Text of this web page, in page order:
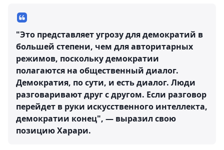
"Это представляет угрозу для демократий в
большей степени, чем для авторитарных
режимов, поскольку демократии
полагаются на общественный диалог.
Демократия, по сути, и есть диалог. Люди
разговаривают друг с другом. Если разговор
перейдет в руки искусственного интеллекта,
демократии конец", — выразил свою
позицию Харари.